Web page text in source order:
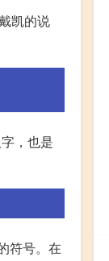
凯的说
，也是
符号。在